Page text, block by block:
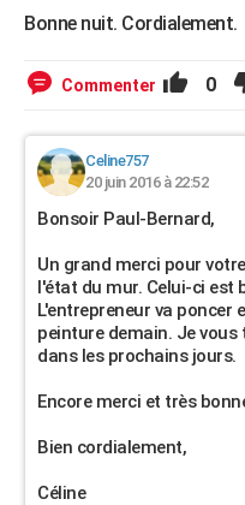
Bonne nuit. Cordialement.
Commenter 0
Celine757
20 juin 2016 à 22:52
Bonsoir Paul-Bernard,
Un grand merci pour
l'état du mur. Celui-ci est
L'entrepreneur va poncer
peinture demain. Je
dans les prochains jours.
Encore merci et très
Bien cordialement,
Céline